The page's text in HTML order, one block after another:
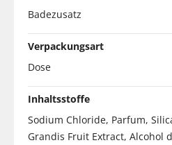
Badezusatz
Verpackungsart
Dose
Inhaltsstoffe
Sodium Chloride, Parfum,
Grandis Fruit Extract, Alcohol